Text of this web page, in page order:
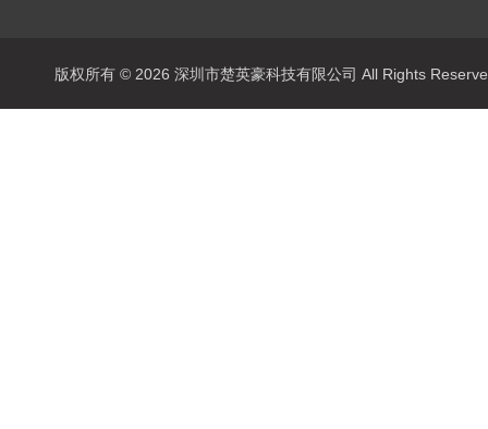
版权所有 © 2026 深圳市楚英豪科技有限公司 All Rights